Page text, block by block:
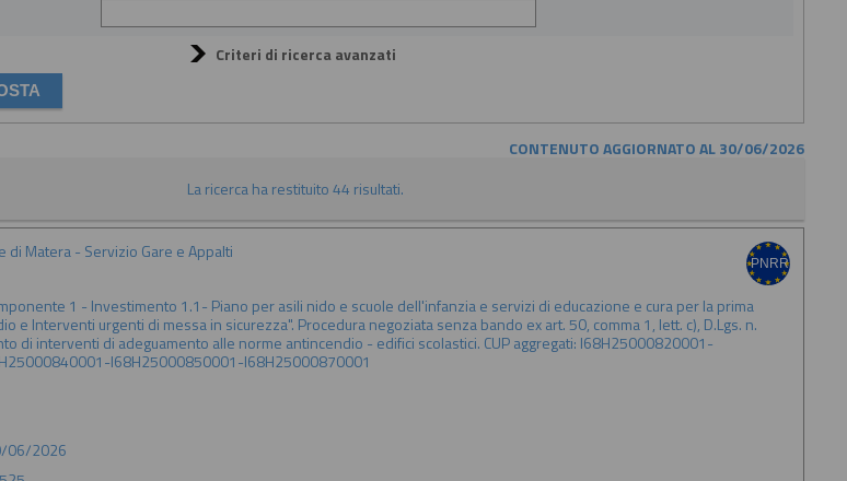
Criteri di ricerca avanzati
CONTENUTO AGGIORNATO AL 30/06/2026
La ricerca ha restituito 44 risultati.
di Matera - Servizio Gare e Appalti
1 - Investimento 1.1- Piano per asili nido e scuole dell'infanzia e servizi di educazione e cura per la prima
e Interventi urgenti di messa in sicurezza". Procedura negoziata senza bando ex art. 50, comma 1, lett. c), D.Lgs. n.
di interventi di adeguamento alle norme antincendio - edifici scolastici. CUP aggregati: I68H25000820001-
I68H25000850001-I68H25000870001
06/2026